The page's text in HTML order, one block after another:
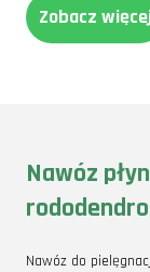
Zobacz
Nawóz
Nawóz do